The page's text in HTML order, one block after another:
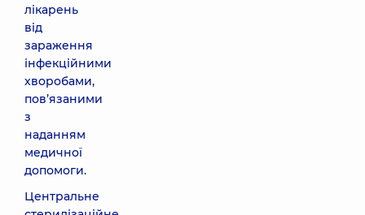
лікарень
від
зараження
інфекційними
хворобами,
пов’язаними
з
наданням
медичної
допомоги.
Центральне